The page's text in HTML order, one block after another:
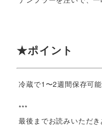
★ポイント
冷蔵で1〜2週間保存可能
***
最後までお読みいただき